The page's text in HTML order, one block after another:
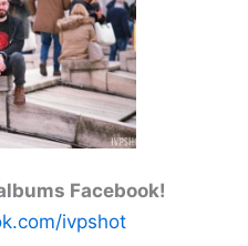
Facebook!
ivpshot